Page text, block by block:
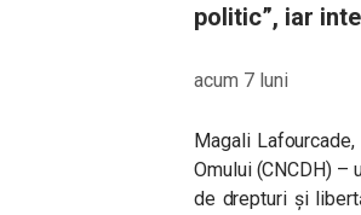
politic”, iar
acum 7 luni
Magali
Omului (CNCDH)
de drepturi și